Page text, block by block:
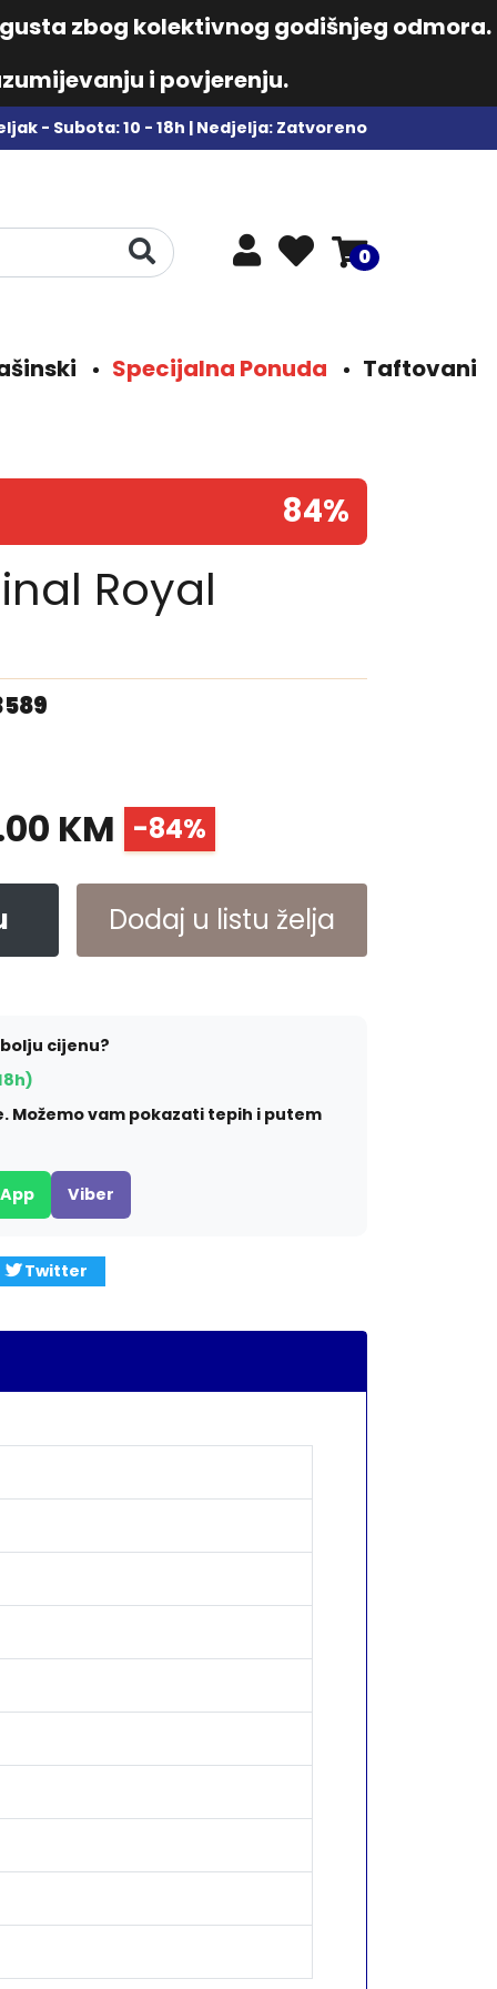
zbog kolektivnog godišnjeg odmora.
i povjerenju.
- Subota: 10 - 18h | Nedjelja: Zatvoreno
0
Specijalna Ponuda Taftovani
84%
Royal
KM -84%
Dodaj u listu želja
cijenu?
Možemo vam pokazati tepih i putem
Viber
Twitter